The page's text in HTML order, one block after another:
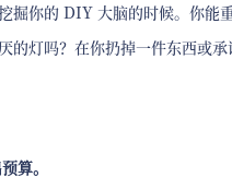
掘你的 DIY 大脑的时候。你能
的灯吗？在你扔掉一件东西或
算。